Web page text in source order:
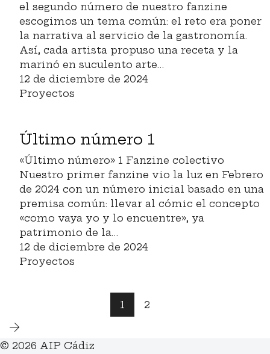
el segundo número de nuestro fanzine
escogimos un tema común: el reto era poner
la narrativa al servicio de la gastronomía.
Así, cada artista propuso una receta y la
marinó en suculento arte…
12 de diciembre de 2024
Proyectos
Último número 1
«Último número» 1 Fanzine colectivo
Nuestro primer fanzine vio la luz en Febrero
de 2024 con un número inicial basado en una
premisa común: llevar al cómic el concepto
«como vaya yo y lo encuentre», ya
patrimonio de la…
12 de diciembre de 2024
Proyectos
1 2
© 2026 AIP Cádiz